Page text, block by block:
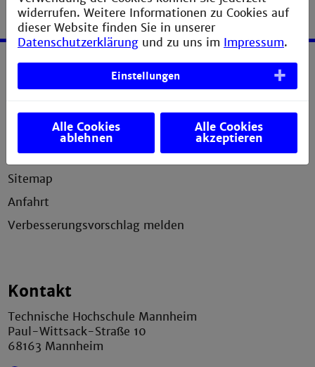
Impressum
Erklärung zur Barrierefreiheit
Datenschutzerklärung
Sitemap
Anfahrt
Verbesserungsvorschlag melden
Kontakt
Technische Hochschule Mannheim
Paul-Wittsack-Straße 10
68163 Mannheim
widerrufen. Weitere Informationen zu Cookies auf
dieser Website finden Sie in unserer
Datenschutzerklärung und zu uns im Impressum.
Einstellungen
Alle Cookies
ablehnen
Alle Cookies
akzeptieren